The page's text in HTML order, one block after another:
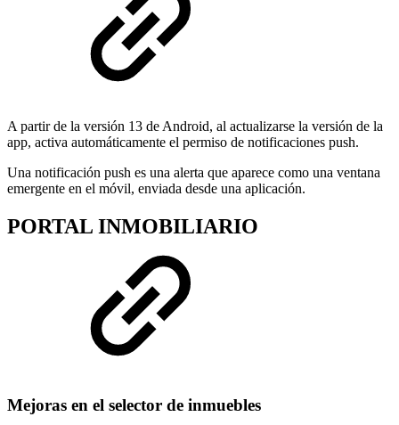
A partir de la versión 13 de Android, al actualizarse la versión de la
app, activa automáticamente el permiso de notificaciones push.
Una notificación push es una alerta que aparece como una ventana
emergente en el móvil, enviada desde una aplicación.
PORTAL INMOBILIARIO
Mejoras en el selector de inmuebles